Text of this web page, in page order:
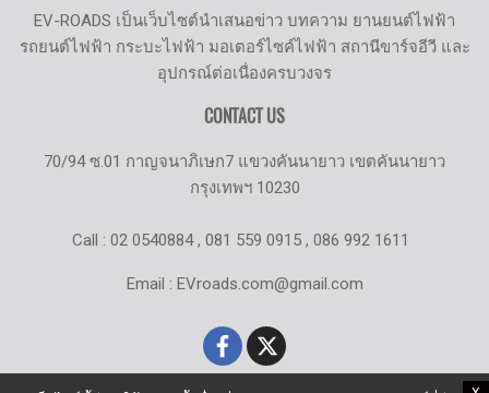
EV-ROADS เป็นเว็บไซต์นำเสนอข่าว บทความ ยานยนต์ไฟฟ้า
รถยนต์ไฟฟ้า กระบะไฟฟ้า มอเตอร์ไซค์ไฟฟ้า สถานีขาร์จอีวี และ
อุปกรณ์ต่อเนื่องครบวงจร
CONTACT US
70/94 ซ.01 กาญจนาภิเษก7 แขวงคันนายาว เขตคันนายาว
กรุงเทพฯ 10230
Call : 02 0540884 , 081 559 0915 , 086 992 1611
Email : EVroads.com@gmail.com